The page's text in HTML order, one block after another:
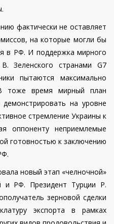
фактически не оставляет
на которые могли бы
в РФ. И поддержка мирного
Зеленского странами G7
пытаются максимально
тоже время мирный план
на уровне
стремление Украины к
оппоненту неприемлемые
готовностью к заключению
новый этап «челночной»
и РФ. Президент Турции Р.
зерновой сделки
экспорта в рамках